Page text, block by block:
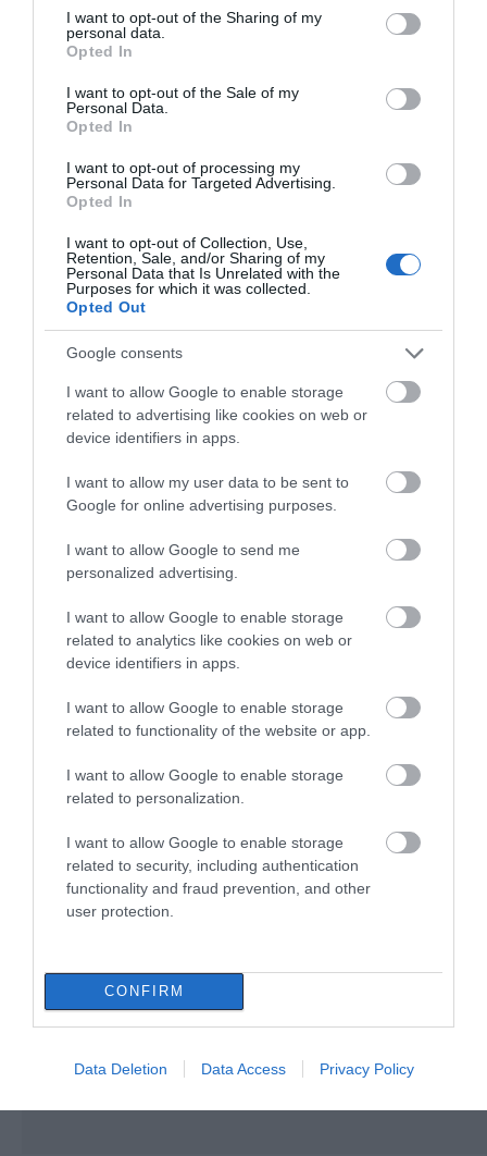
not limited to your visit or usage behaviour. You may click to
grant or deny consent to Google and its third-party tags to
use your data for below specified purposes in below Google
consent section.
I want to opt-out of the Sharing of my
personal data.
Opted In
I want to opt-out of the Sale of my
Personal Data.
Opted In
I want to opt-out of processing my
Personal Data for Targeted Advertising.
Opted In
I want to opt-out of Collection, Use,
Retention, Sale, and/or Sharing of my
Personal Data that Is Unrelated with the
Purposes for which it was collected.
Opted Out
Google consents
I want to allow Google to enable storage
related to advertising like cookies on web or
device identifiers in apps.
I want to allow my user data to be sent to
Google for online advertising purposes.
I want to allow Google to send me
personalized advertising.
I want to allow Google to enable storage
related to analytics like cookies on web or
device identifiers in apps.
I want to allow Google to enable storage
related to functionality of the website or app.
I want to allow Google to enable storage
related to personalization.
I want to allow Google to enable storage
related to security, including authentication
functionality and fraud prevention, and other
user protection.
CONFIRM
Data Deletion Data Access Privacy Policy
μοίρασαν Κεσκέσι τη
Μεταμόρφωση του Σωτήρος
07.08.2026 | 09:00
Ποιες περιοχές δεν θα έχουν
ρεύμα σήμερα στην Εύβοια
σήμερα, Παρασκευή 7 Αυγούστου
07.08.2026 | 08:30
σήμερα η θερμοκρασία στην
αντίο στον 37χρονο που έχασε τη
ζωή του σε τροχαίο με
αγριογούρουνο
Φωτιά στη Σκύρο: Χωρίς ενεργό
δυνάμεις της Πυροσβεστικής
07.08.2026 | 00:10
Η Κύμη στο επίκεντρο
της γαστρονομίας –
έναρξη!
Τι είναι οι
χωριό της Εύβοιας;
εθελοντή στην Εύβοια:
Ετσι σώθηκε το
Προκόπι από τη
Εύβοια και θες γεύσεις
στα κάρβουνα; Έλα στο
«Παλιό Πιθάρι»!